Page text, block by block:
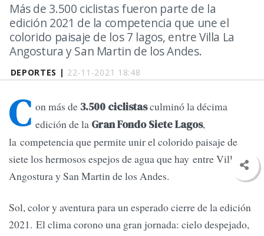
DEPORTES | 22-11-2021 18:48
Más de 3.500 ciclistas fueron parte de la
edición 2021 de la competencia que une el
colorido paisaje de los 7 lagos, entre Villa La
Angostura y San Martin de los Andes.
C on más de3.500 ciclistasculminó la décima
edición de la Gran Fondo Siete Lagos,
la competencia que permite unir el colorido paisaje de
siete los hermosos espejos de agua que hay entre Villa La
Angostura y San Martin de los Andes.
Sol, color y aventura para un esperado cierre de la edición
2021. El clima corono una gran jornada: cielo despejado,